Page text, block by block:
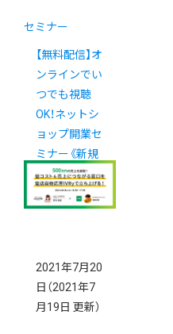
セミナー
【無料配信】オ
ンラインでい
つでも視聴
OK！ネットシ
ョップ開業セ
ミナー《新規
出店者向け》
2021年7月20
日 （2021年7
月19日 更新）